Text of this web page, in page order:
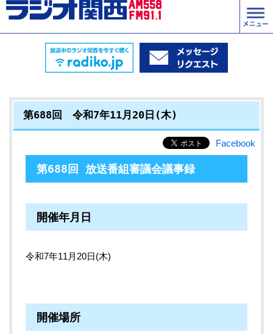
第688回 令和7年11月20日(木)
Facebook
第688回 放送番組審議会議事録
開催年月日
令和7年11月20日(木)
開催場所